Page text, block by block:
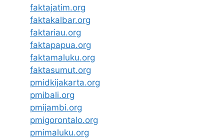
faktajatim.org
faktakalbar.org
faktariau.org
faktapapua.org
faktamaluku.org
faktasumut.org
pmidkijakarta.org
pmibali.org
pmijambi.org
pmigorontalo.org
pmimaluku.org